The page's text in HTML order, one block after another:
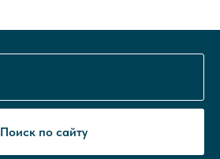
Поиск по сайту